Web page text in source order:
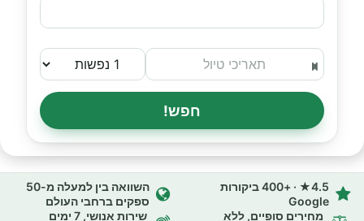
חפש!
4.5★ · +400 ביקורות
Google
השוואה בין למעלה מ-50
ספקים ברחבי העולם
מחירים סופיים, ללא
שירות אנושי, 7 ימים